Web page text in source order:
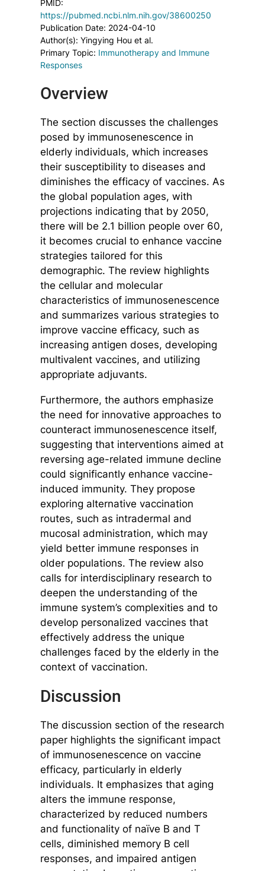
PMID:
https://pubmed.ncbi.nlm.nih.gov/38600250
Publication Date: 2024-04-10
Author(s): Yingying Hou et al.
Primary Topic: Immunotherapy and Immune
Responses
Overview
The section discusses the challenges
posed by immunosenescence in
elderly individuals, which increases
their susceptibility to diseases and
diminishes the efficacy of vaccines. As
the global population ages, with
projections indicating that by 2050,
there will be 2.1 billion people over 60,
it becomes crucial to enhance vaccine
strategies tailored for this
demographic. The review highlights
the cellular and molecular
characteristics of immunosenescence
and summarizes various strategies to
improve vaccine efficacy, such as
increasing antigen doses, developing
multivalent vaccines, and utilizing
appropriate adjuvants.
Furthermore, the authors emphasize
the need for innovative approaches to
counteract immunosenescence itself,
suggesting that interventions aimed at
reversing age-related immune decline
could significantly enhance vaccine-
induced immunity. They propose
exploring alternative vaccination
routes, such as intradermal and
mucosal administration, which may
yield better immune responses in
older populations. The review also
calls for interdisciplinary research to
deepen the understanding of the
immune system’s complexities and to
develop personalized vaccines that
effectively address the unique
challenges faced by the elderly in the
context of vaccination.
Discussion
The discussion section of the research
paper highlights the significant impact
of immunosenescence on vaccine
efficacy, particularly in elderly
individuals. It emphasizes that aging
alters the immune response,
characterized by reduced numbers
and functionality of naïve B and T
cells, diminished memory B cell
responses, and impaired antigen